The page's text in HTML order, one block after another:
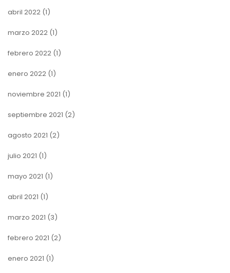
abril 2022 (1)
marzo 2022 (1)
febrero 2022 (1)
enero 2022 (1)
noviembre 2021 (1)
septiembre 2021 (2)
agosto 2021 (2)
julio 2021 (1)
mayo 2021 (1)
abril 2021 (1)
marzo 2021 (3)
febrero 2021 (2)
enero 2021 (1)